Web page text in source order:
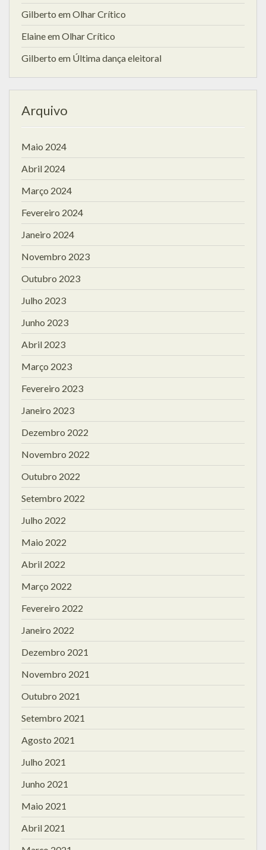
Gilberto emOlhar Crítico
ElaineemOlhar Crítico
Gilberto em Última dança eleitoral
Arquivo
Maio 2024
Abril 2024
Março 2024
Fevereiro 2024
Janeiro 2024
Novembro 2023
Outubro 2023
Julho 2023
Junho 2023
Abril 2023
Março 2023
Fevereiro 2023
Janeiro 2023
Dezembro 2022
Novembro 2022
Outubro 2022
Setembro 2022
Julho 2022
Maio 2022
Abril 2022
Março 2022
Fevereiro 2022
Janeiro 2022
Dezembro 2021
Novembro 2021
Outubro 2021
Setembro 2021
Agosto 2021
Julho 2021
Junho 2021
Maio 2021
Abril 2021